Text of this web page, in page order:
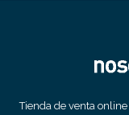
Tienda de venta